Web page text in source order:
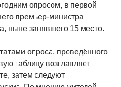
опросом, в первой
премьер-министра
ныне занявшего 15 место.
опроса, проведённого
таблицу возглавляет
затем следуют